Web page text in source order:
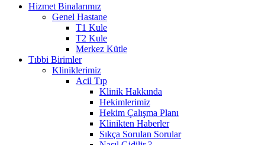
Hizmet Binalarımız
Genel Hastane
T1 Kule
T2 Kule
Merkez Kütle
Tıbbi Birimler
Kliniklerimiz
Acil Tıp
Klinik Hakkında
Hekimlerimiz
Hekim Çalışma Planı
Klinikten Haberler
Sıkça Sorulan Sorular